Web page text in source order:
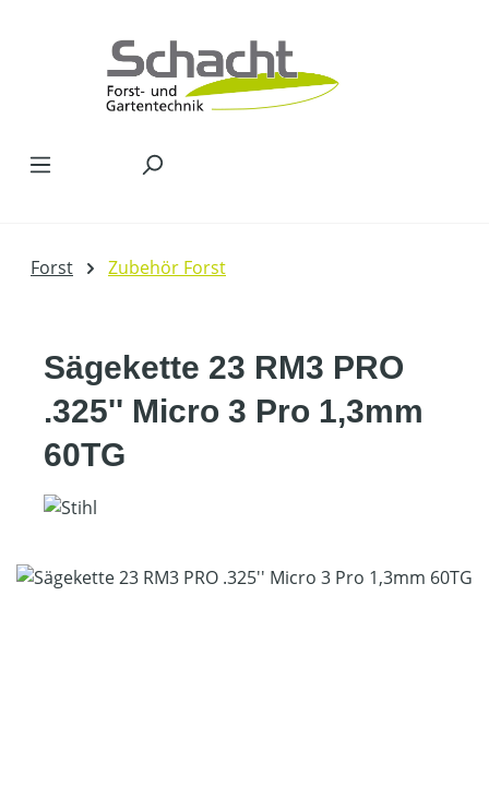
Forst Zubehör Forst
Sägekette 23 RM3 PRO
.325'' Micro 3 Pro 1,3mm
60TG
Bildergalerie überspringen